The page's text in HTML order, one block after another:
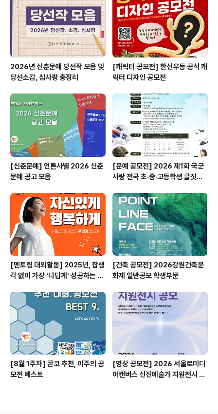
디지털 아트..
2026년 신춘문예 당선작 모음 및
당선소감, 심사평 총정리
[캐릭터 공모전] 한신우동 공식 캐
릭터 디자인 공모전
[신춘문예] 언론사별 2026 신춘
문예 공고 모음
[문예 공모전] 2026 제1회 국군
사랑 전국 초·중·고등학생 글짓기
[멘토링 대외활동] 2025년, 잡생
각 없이 가장 '나답게' 성공하는 법
[건축 공모전] 2026강원건축문
화제 일반공모 학생부문
[8월 1주차] 콘코 추천, 이주의 공
모전 베스트
[영상 공모전] 2026 서울로미디
어캔버스 신진예술가 지원전시 공